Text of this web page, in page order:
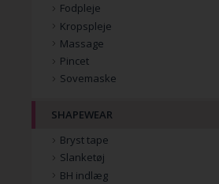
Fodpleje
Kropspleje
Massage
Pincet
Sovemaske
SHAPEWEAR
Bryst tape
Slanketøj
BH indlæg